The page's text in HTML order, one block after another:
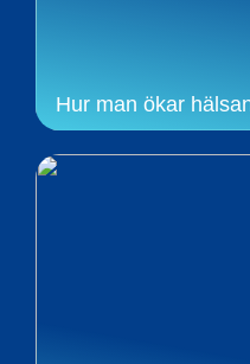
Hur man ökar